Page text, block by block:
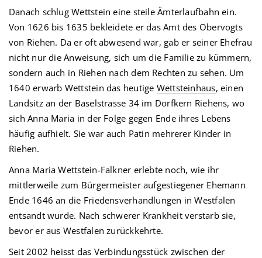
Danach schlug Wettstein eine steile Ämterlaufbahn ein.
Von 1626 bis 1635 bekleidete er das Amt des Obervogts
von Riehen. Da er oft abwesend war, gab er seiner Ehefrau
nicht nur die Anweisung, sich um die Familie zu kümmern,
sondern auch in Riehen nach dem Rechten zu sehen. Um
1640 erwarb Wettstein das heutige Wettsteinhaus, einen
Landsitz an der Baselstrasse 34 im Dorfkern Riehens, wo
sich Anna Maria in der Folge gegen Ende ihres Lebens
häufig aufhielt. Sie war auch Patin mehrerer Kinder in
Riehen.
Anna Maria Wettstein-Falkner erlebte noch, wie ihr
mittlerweile zum Bürgermeister aufgestiegener Ehemann
Ende 1646 an die Friedensverhandlungen in Westfalen
entsandt wurde. Nach schwerer Krankheit verstarb sie,
bevor er aus Westfalen zurückkehrte.
Seit 2002 heisst das Verbindungsstück zwischen der